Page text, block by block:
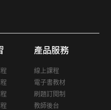
產品服務
線上課程
電子書教材
刷題訂閱制
教師後台